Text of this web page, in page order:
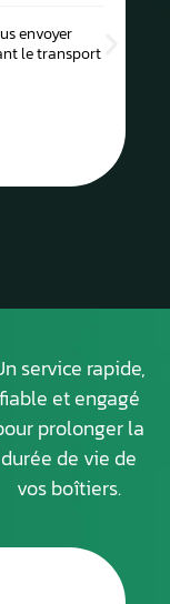
envoyer
le transport
service rapide,
fiable et engagé
prolonger la
durée de vie de
vos boîtiers.